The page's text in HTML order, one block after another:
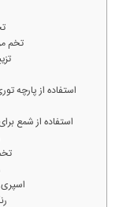
تخم
استفاده از پارچه
استفاده از شمع